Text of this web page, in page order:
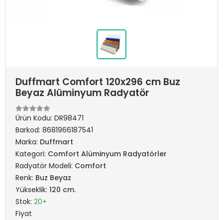
Duffmart Comfort 120x296 cm Buz
Beyaz Alüminyum Radyatör
Ürün Kodu: DR98471
Barkod: 8681966187541
Marka: Duffmart
Kategori: Comfort Alüminyum Radyatörler
Radyatör Modeli: Comfort
Renk: Buz Beyaz
Yükseklik: 120 cm.
Stok: 20+
Fiyat